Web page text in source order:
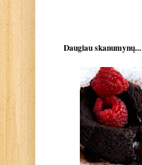
Daugiau skanumynų...